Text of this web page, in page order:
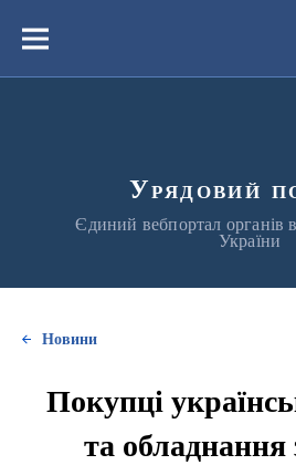
вмістуМеню
Урядовий
Єдиний вебпортал органів
України
Новини
Покупці
та